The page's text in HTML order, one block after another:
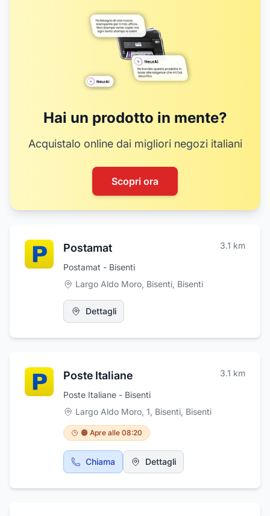
Hai un prodotto in mente?
Acquistalo online dai migliori negozi italiani
Scopri ora
Postamat 3.1 km
Postamat - Bisenti
Largo Aldo Moro, Bisenti, Bisenti
Dettagli
Poste Italiane 3.1 km
Poste Italiane - Bisenti
Largo Aldo Moro, 1, Bisenti, Bisenti
🟠 Apre alle 08:20
Chiama Dettagli